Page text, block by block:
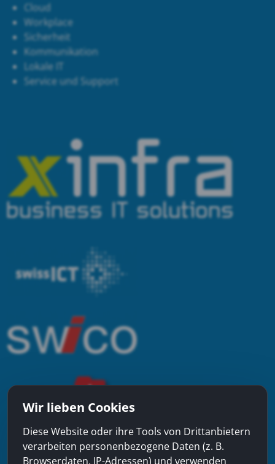
Cloud
Workplace
Sicherheit
Kommunikation
Lokale IT
Service und Support
Wir lieben Cookies
Diese Website oder ihre Tools von Drittanbietern
verarbeiten personenbezogene Daten (z. B.
Browserdaten, IP-Adressen) und verwenden